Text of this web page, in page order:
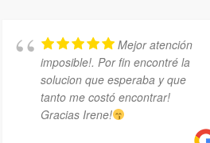
Mejor atención
imposible!. Por fin encontré la
solucion que esperaba y que
tanto me costó encontrar!
Gracias Irene!